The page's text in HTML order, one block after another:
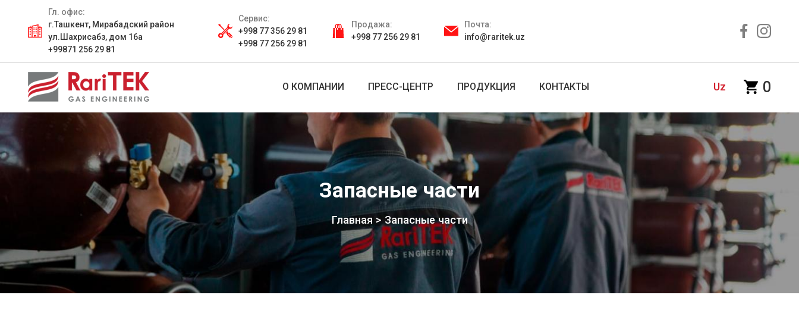
Гл. офис:
г.Ташкент, Мирабадский район
ул.Шахрисабз, дом 16а
+99871 256 29 81
Сервис:
+998 77 356 29 81
+998 77 256 29 81
Продажа:
+998 77 256 29 81
Почта:
info@raritek.uz
О КОМПАНИИ ПРЕСС-ЦЕНТР ПРОДУКЦИЯ КОНТАКТЫ Uz 0
Запасные части
Главная Запасные части